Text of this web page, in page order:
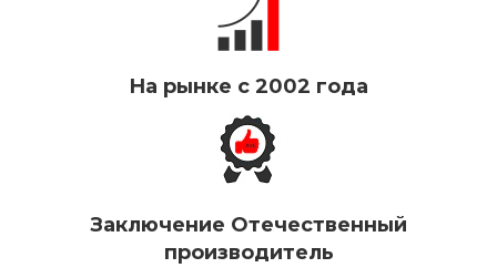
На рынке с 2002 года
Заключение Отечественный
производитель